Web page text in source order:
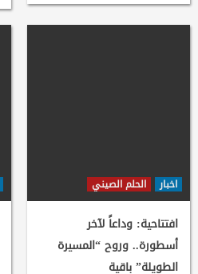
اخبار الحلم الصيني
افتتاحية: وداعاً لآخر
أسطورة.. وروح “المسيرة
الطويلة” باقية